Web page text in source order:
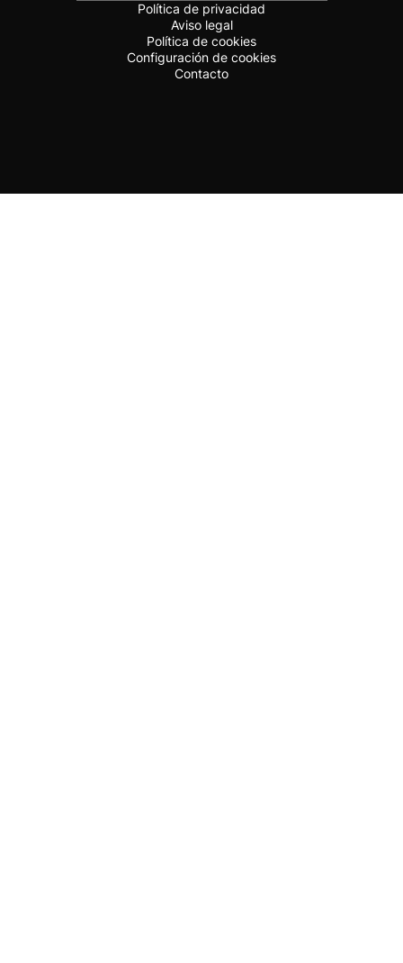
Política de privacidad
Aviso legal
Política de cookies
Configuración de cookies
Contacto